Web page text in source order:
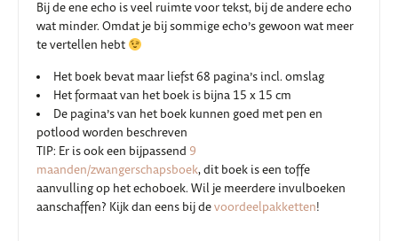
Bij de ene echo is veel ruimte voor tekst, bij de andere echo
wat minder. Omdat je bij sommige echo’s gewoon wat meer
te vertellen hebt
Het boek bevat maar liefst 68 pagina’s incl. omslag
Het formaat van het boek is bijna 15 x 15 cm
De pagina’s van het boek kunnen goed met pen en
potlood worden beschreven
TIP: Er is ook een bijpassend 9
maanden/zwangerschapsboek, dit boek is een toffe
aanvulling op het echoboek. Wil je meerdere invulboeken
aanschaffen? Kijk dan eens bij devoordeelpakketten!